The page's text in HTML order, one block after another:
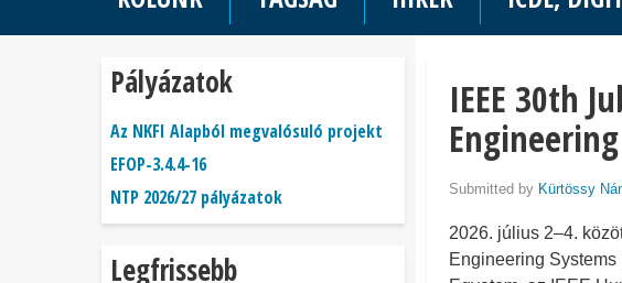
IEEE 30th
Submitted by Kürtössy
2026. július 2–4.
Engineering
Pályázatok
Az NKFI Alapból megvalósuló projekt
EFOP-3.4.4-16
NTP 2026/27 pályázatok
Legfrissebb